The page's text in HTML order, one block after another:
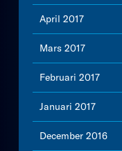
April 2017
Mars 2017
Februari 2017
Januari 2017
December 2016